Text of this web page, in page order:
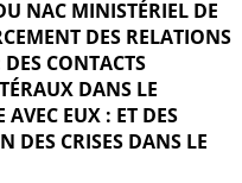
NAC MINISTÉRIEL DE
DES RELATIONS
DES CONTACTS
DANS LE
EUX : ET DES
DES CRISES DANS LE